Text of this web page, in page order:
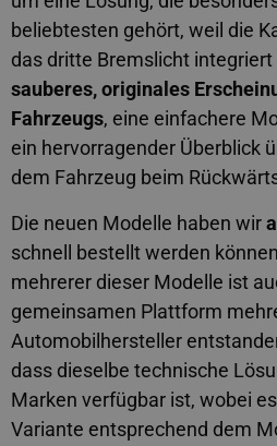
beliebtesten gehört, weil die
das dritte Bremslicht integriert
sauberes, originales
Fahrzeugs, eine einfachere
ein hervorragender Überblick
dem Fahrzeug beim
Die neuen Modelle haben wir
schnell bestellt werden
mehrerer dieser Modelle ist
gemeinsamen Plattform
Automobilhersteller
dass dieselbe technische
Marken verfügbar ist, wobei
Variante entsprechend dem